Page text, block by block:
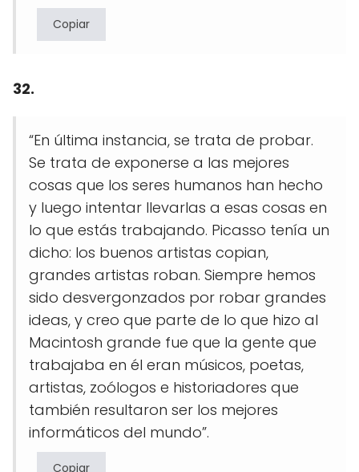
Copiar
32.
“En última instancia, se trata de probar.
Se trata de exponerse a las mejores
cosas que los seres humanos han hecho
y luego intentar llevarlas a esas cosas en
lo que estás trabajando. Picasso tenía un
dicho: los buenos artistas copian,
grandes artistas roban. Siempre hemos
sido desvergonzados por robar grandes
ideas, y creo que parte de lo que hizo al
Macintosh grande fue que la gente que
trabajaba en él eran músicos, poetas,
artistas, zoólogos e historiadores que
también resultaron ser los mejores
informáticos del mundo”.
Copiar